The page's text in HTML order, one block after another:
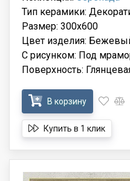
Тип керамики:
Размер: 300x600
Цвет изделия:
С рисунком: Под
Поверхность:
В корзину
Купить в 1 клик